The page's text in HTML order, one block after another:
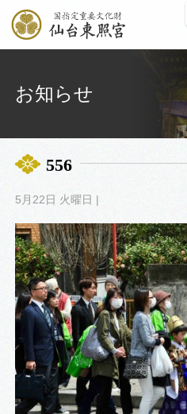
お知らせ
556
5月22日 火曜日 |